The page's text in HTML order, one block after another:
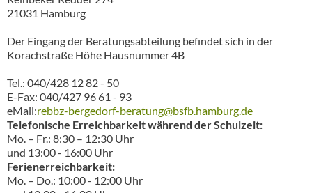
21031 Hamburg
Der Eingang der Beratungsabteilung befindet sich in der
Korachstraße Höhe Hausnummer 4B
Tel.: 040/428 12 82 - 50
E-Fax: 040/427 96 61 - 93
eMail:rebbz-bergedorf-beratung@bsfb.hamburg.de
Telefonische Erreichbarkeit während der Schulzeit:
Mo. – Fr.: 8:30 – 12:30 Uhr
und 13:00 - 16:00 Uhr
Ferienerreichbarkeit:
Mo. – Do.: 10:00 - 12:00 Uhr